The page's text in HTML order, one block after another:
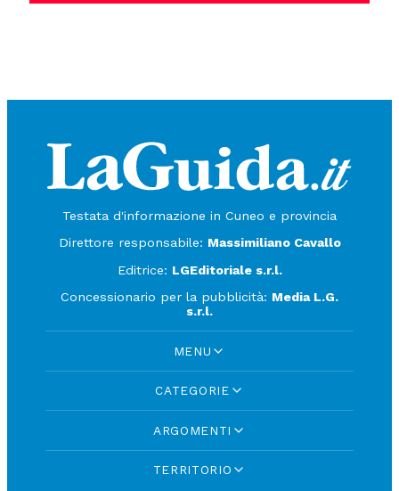
Testata d'informazione in Cuneo e provincia
Direttore responsabile: Massimiliano Cavallo
Editrice: LGEditoriale s.r.l.
Concessionario per la pubblicità: Media L.G.
s.r.l.
MENU
CATEGORIE
ARGOMENTI
TERRITORIO